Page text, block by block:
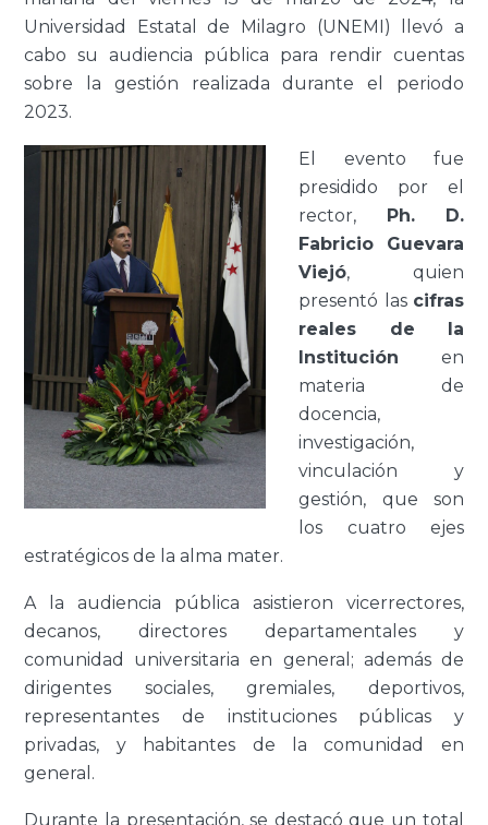
Universidad Estatal de Milagro (UNEMI) llevó a
cabo su audiencia pública para rendir cuentas
sobre la gestión realizada durante el periodo
2023.
El evento fue
presidido por el
rector, Ph. D.
Fabricio Guevara
Viejó, quien
presentó las cifras
reales de la
Institución en
materia de
docencia,
investigación,
vinculación y
gestión, que son
los cuatro ejes
estratégicos de la alma mater.
A la audiencia pública asistieron vicerrectores,
decanos, directores departamentales y
comunidad universitaria en general; además de
dirigentes sociales, gremiales, deportivos,
representantes de instituciones públicas y
privadas, y habitantes de la comunidad en
general.
Durante la presentación, se destacó que un total